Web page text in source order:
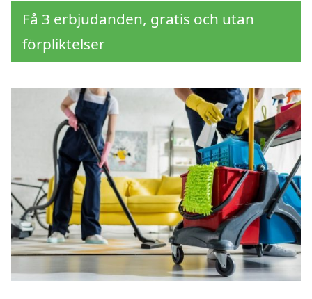
Få 3 erbjudanden, gratis och utan
förpliktelser